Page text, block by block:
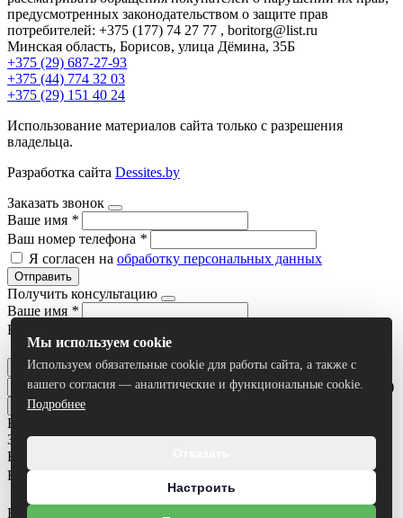
предусмотренных законодательством о защите прав
потребителей: +375 (177) 74 27 77 , boritorg@list.ru
Минская область, Борисов, улица Дёмина, 35Б
+375 (29) 687-27-93
+375 (44) 774 32 03
+375 (29) 151 40 24
Использование материалов сайта только с разрешения
владельца.
Разработка сайта Dessites.by
Заказать звонок
Ваше имя *
Ваш номер телефона *
Я согласен на обработку персональных данных
Отправить
Получить консультацию
Ваше имя *
Ваш номер телефона
Я согласен наобработку персональных данных
Отправить
Умный поиск(тестовый режим)
Все результаты
Задать вопрос
Ваше имя
Ваш номер телефона
Ваш вопрос
Мы используем cookie
Используем обязательные cookie для работы сайта, а также с
вашего согласия — аналитические и функциональные cookie.
Подробнее
Настроить